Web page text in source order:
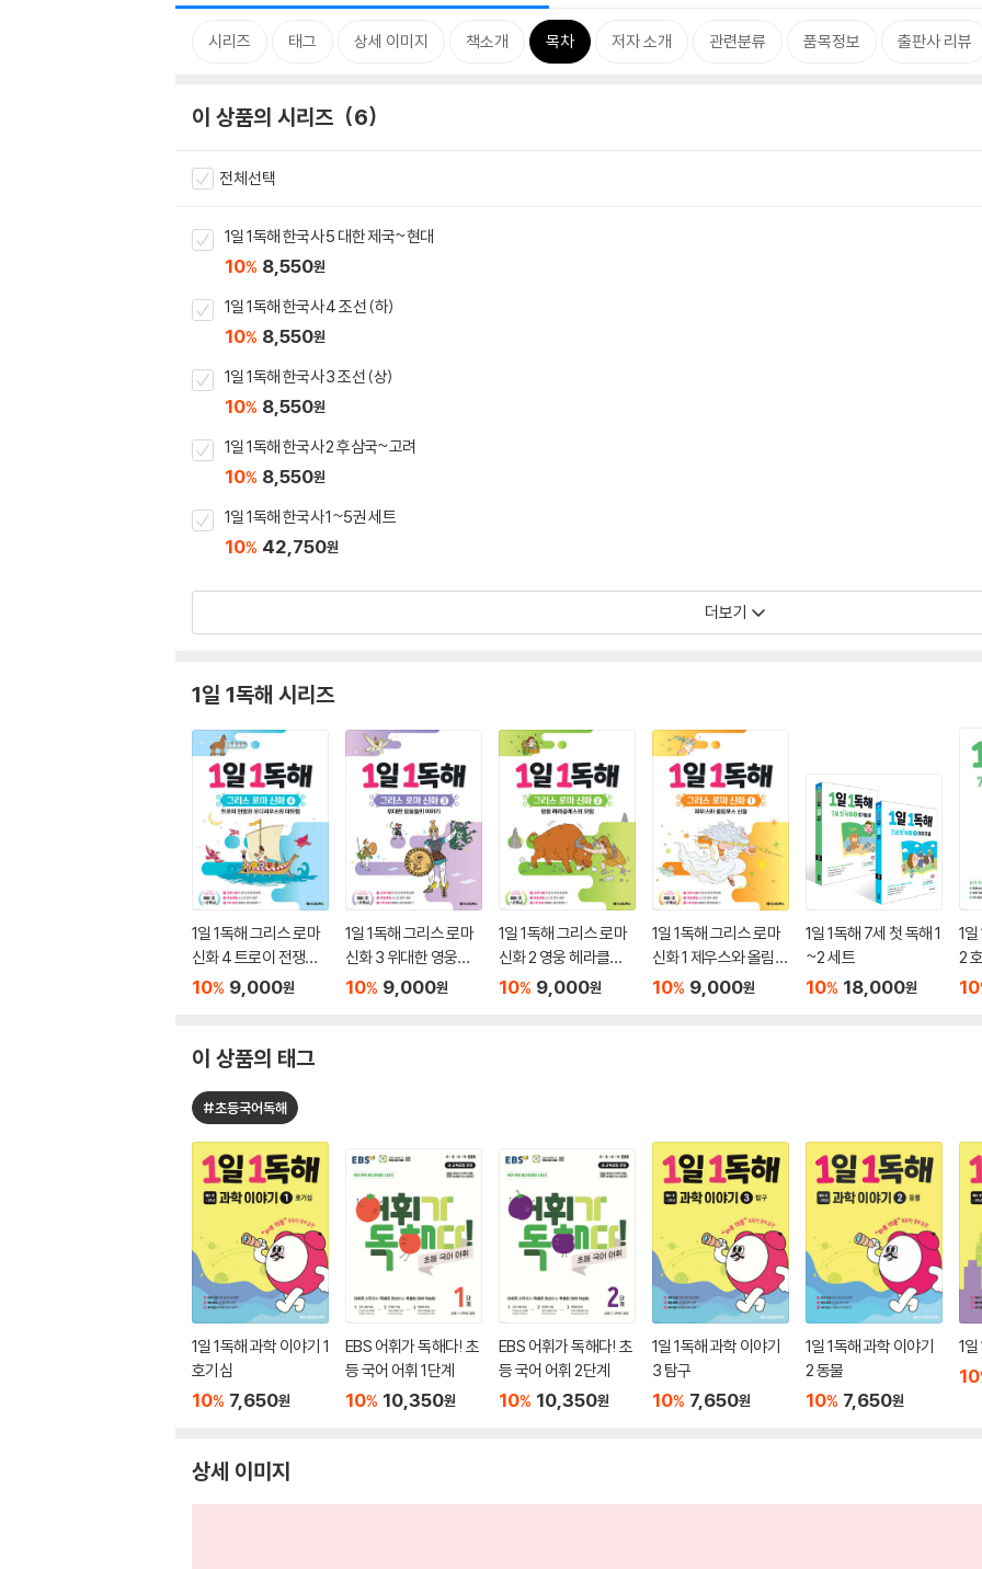
시리즈 태그 상세 이미지 책소개 목차 저자 소개 관련분류 품목정보 출판사 리뷰
이 상품의 시리즈 6
전체선택
1일 1독해 한국사 5 대한 제국~현대
10% 8,550원
1일 1독해 한국사 4 조선 (하)
10% 8,550원
1일 1독해 한국사 3 조선 (상)
10% 8,550원
1일 1독해 한국사 2 후삼국~고려
10% 8,550원
1일 1독해 한국사 1~5권 세트
10% 42,750원
더보기
1일 1독해 시리즈
1일 1독해 그리스 로마
신화 4 트로이 전쟁과
오디세우스의 대모험
10% 9,000원
1일 1독해 그리스 로마
신화 3 위대한 영웅들
의 이야기
10% 9,000원
1일 1독해 그리스 로마
신화 2 영웅 헤라클레
스의 모험
10% 9,000원
1일 1독해 그리스 로마
신화 1 제우스와 올림포
스 신들
10% 9,000원
1일 1독해 7세 첫 독해 1
~2 세트
10% 18,000원
1
2
10
이 상품의 태그
#초등국어독해
1일 1독해 과학 이야기 1
호기심
10% 7,650원
EBS 어휘가 독해다! 초
등 국어 어휘 1단계
10% 10,350원
EBS 어휘가 독해다! 초
등 국어 어휘 2단계
10% 10,350원
1일 1독해 과학 이야기
3 탐구
10% 7,650원
1일 1독해 과학 이야기
2 동물
10% 7,650원
1일
10
상세 이미지